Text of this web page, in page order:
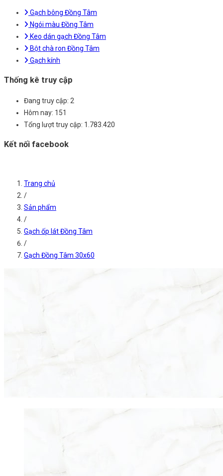
Gạch bông Đồng Tâm
Ngói màu Đồng Tâm
Keo dán gạch Đồng Tâm
Bột chà ron Đồng Tâm
Gạch kính
Thống kê truy cập
Đang truy cập: 2
Hôm nay: 151
Tổng lượt truy cập: 1.783.420
Kết nối facebook
Trang chủ
/
Sản phẩm
/
Gạch ốp lát Đồng Tâm
/
Gạch Đồng Tâm 30x60